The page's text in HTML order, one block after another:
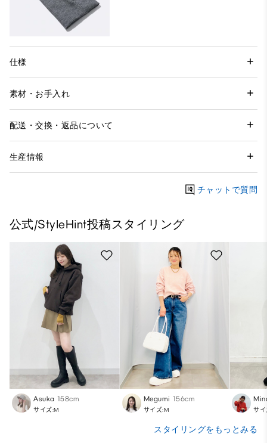
仕様
素材・お手入れ
配送・交換・返品について
生産情報
チャットで質問
公式/StyleHint投稿スタイリング
Asuka 158cm
サイズ:M
Megumi 156cm
サイズ:M サイ
スタイリングをもっとみる